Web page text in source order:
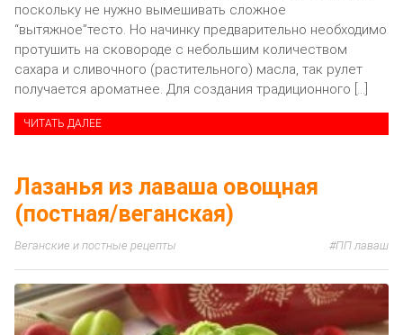
поскольку не нужно вымешивать сложное
“вытяжное”тесто. Но начинку предварительно необходимо
протушить на сковороде с небольшим количеством
сахара и сливочного (растительного) масла, так рулет
получается ароматнее. Для создания традиционного […]
ЧИТАТЬ ДАЛЕЕ
Лазанья из лаваша овощная
(постная/веганская)
Веганские и постные рецепты ПП лаваш